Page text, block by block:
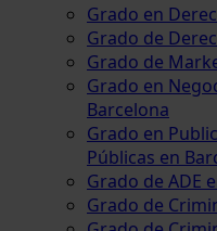
Grado en
Grado de
Grado de
Grado en
Barcelona
Grado en
Públicas en
Grado de ADE
Grado de